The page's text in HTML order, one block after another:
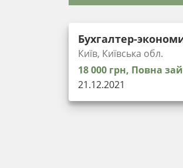
Бухгалтер-
Київ, Київська обл.
18 000 грн, Повна
21.12.2021